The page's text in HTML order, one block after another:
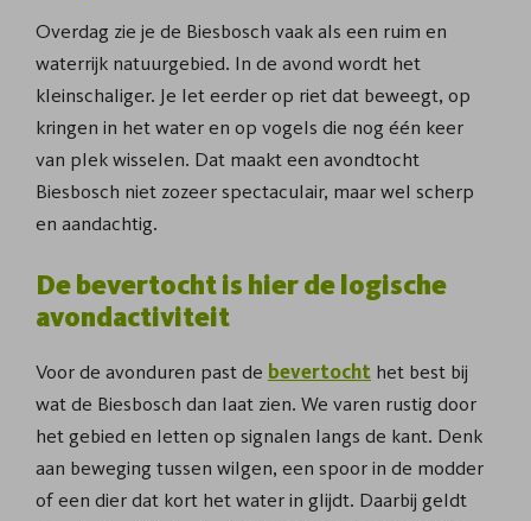
Overdag zie je de Biesbosch vaak als een ruim en
waterrijk natuurgebied. In de avond wordt het
kleinschaliger. Je let eerder op riet dat beweegt, op
kringen in het water en op vogels die nog één keer
van plek wisselen. Dat maakt een avondtocht
Biesbosch niet zozeer spectaculair, maar wel scherp
en aandachtig.
De bevertocht is hier de logische
avondactiviteit
Voor de avonduren past de bevertocht het best bij
wat de Biesbosch dan laat zien. We varen rustig door
het gebied en letten op signalen langs de kant. Denk
aan beweging tussen wilgen, een spoor in de modder
of een dier dat kort het water in glijdt. Daarbij geldt